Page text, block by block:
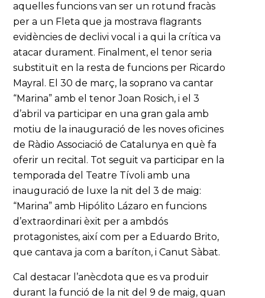
aquelles funcions van ser un rotund fracàs
per a un Fleta que ja mostrava flagrants
evidències de declivi vocal i a qui la crítica va
atacar durament. Finalment, el tenor seria
substituït en la resta de funcions per Ricardo
Mayral. El 30 de març, la soprano va cantar
“Marina” amb el tenor Joan Rosich, i el 3
d’abril va participar en una gran gala amb
motiu de la inauguració de les noves oficines
de Ràdio Associació de Catalunya en què fa
oferir un recital. Tot seguit va participar en la
temporada del Teatre Tívoli amb una
inauguració de luxe la nit del 3 de maig:
“Marina” amb Hipólito Lázaro en funcions
d’extraordinari èxit per a ambdós
protagonistes, així com per a Eduardo Brito,
que cantava ja com a baríton, i Canut Sàbat.
Cal destacar l’anècdota que es va produir
durant la funció de la nit del 9 de maig, quan